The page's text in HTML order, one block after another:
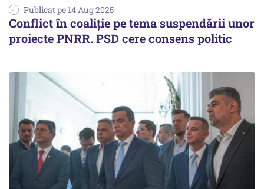
Publicat pe 14 Aug 2025
Conflict în coaliție pe tema suspendării unor
proiecte PNRR. PSD cere consens politic